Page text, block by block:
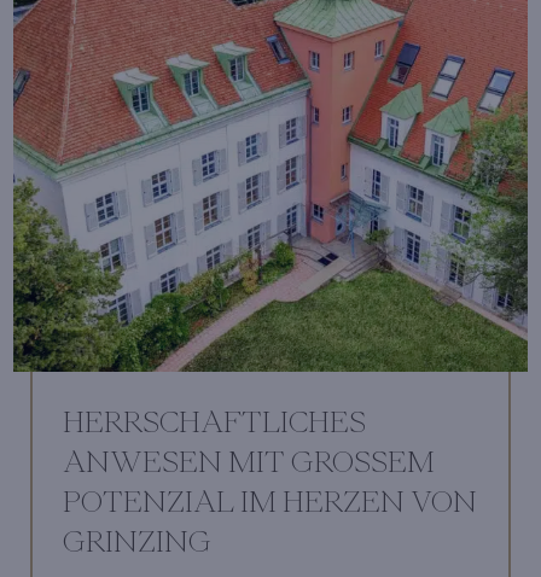
HERRSCHAFTLICHES
ANWESEN MIT GROSSEM
POTENZIAL IM HERZEN VON
GRINZING